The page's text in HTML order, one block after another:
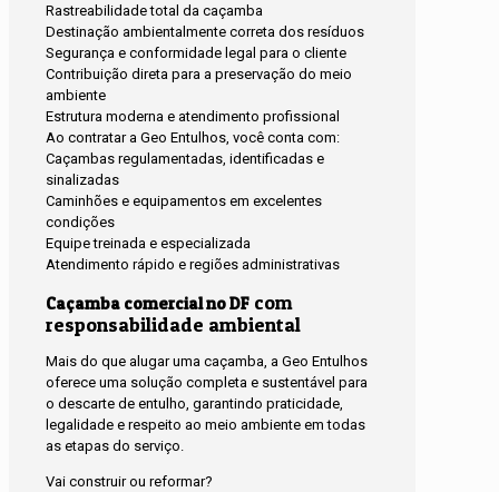
Rastreabilidade total da caçamba
Destinação ambientalmente correta dos resíduos
Segurança e conformidade legal para o cliente
Contribuição direta para a preservação do meio
ambiente
Estrutura moderna e atendimento profissional
Ao contratar a Geo Entulhos, você conta com:
Caçambas regulamentadas, identificadas e
sinalizadas
Caminhões e equipamentos em excelentes
condições
Equipe treinada e especializada
Atendimento rápido e regiões administrativas
Caçamba comercial no DF com
responsabilidade ambiental
Mais do que alugar uma caçamba, a Geo Entulhos
oferece uma solução completa e sustentável para
o descarte de entulho, garantindo praticidade,
legalidade e respeito ao meio ambiente em todas
as etapas do serviço.
Vai construir ou reformar?